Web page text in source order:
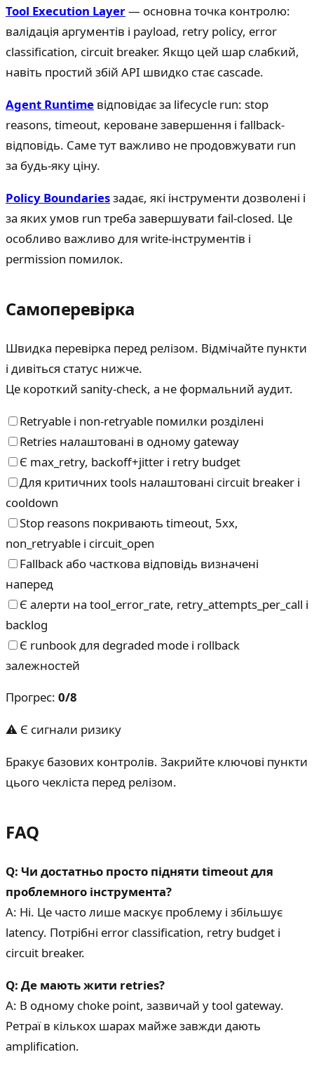
Tool Execution Layer— основна точка контролю:
валідація аргументів і payload, retry policy, error
classification, circuit breaker. Якщо цей шар слабкий,
навіть простий збій API швидко стає cascade.
Agent Runtime відповідає за lifecycle run: stop
reasons, timeout, кероване завершення і fallback-
відповідь. Саме тут важливо не продовжувати run
за будь-яку ціну.
Policy Boundariesзадає, які інструменти дозволені і
за яких умов run треба завершувати fail-closed. Це
особливо важливо для write-інструментів і
permission помилок.
Самоперевірка
Швидка перевірка перед релізом. Відмічайте пункти
і дивіться статус нижче.
Це короткий sanity-check, а не формальний аудит.
Retryable і non-retryable помилки розділені
Retries налаштовані в одному gateway
Є max_retry, backoff+jitter і retry budget
Для критичних tools налаштовані circuit breaker і
cooldown
Stop reasons покривають timeout, 5xx,
non_retryable і circuit_open
Fallback або часткова відповідь визначені
наперед
Є алерти на tool_error_rate, retry_attempts_per_call і
backlog
Є runbook для degraded mode і rollback
залежностей
Прогрес: 0/8
⚠ Є сигнали ризику
Бракує базових контролів. Закрийте ключові пункти
цього чекліста перед релізом.
FAQ
Q: Чи достатньо просто підняти timeout для
проблемного інструмента?
A: Ні. Це часто лише маскує проблему і збільшує
latency. Потрібні error classification, retry budget і
circuit breaker.
Q: Де мають жити retries?
A: В одному choke point, зазвичай у tool gateway.
Ретраї в кількох шарах майже завжди дають
amplification.